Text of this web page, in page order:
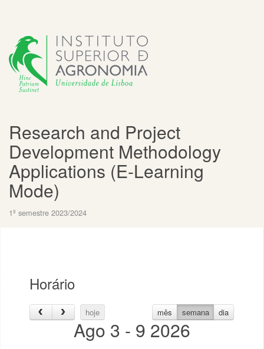
Research and Project
Development Methodology
Applications (E-Learning
Mode)
1º semestre 2023/2024
Horário
hoje mês semana dia
Ago 3 - 9 2026